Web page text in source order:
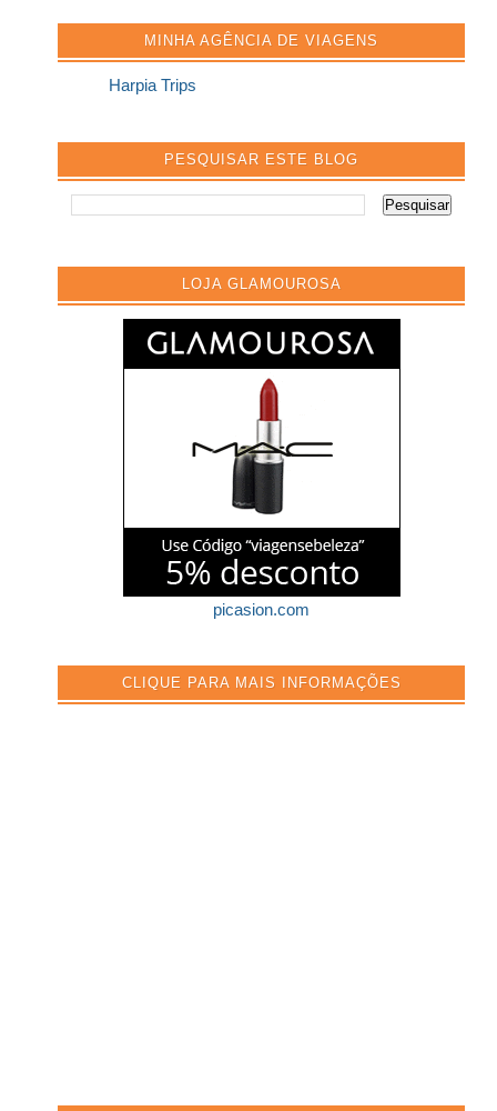
MINHA AGÊNCIA DE VIAGENS
Harpia Trips
PESQUISAR ESTE BLOG
LOJA GLAMOUROSA
picasion.com
CLIQUE PARA MAIS INFORMAÇÕES